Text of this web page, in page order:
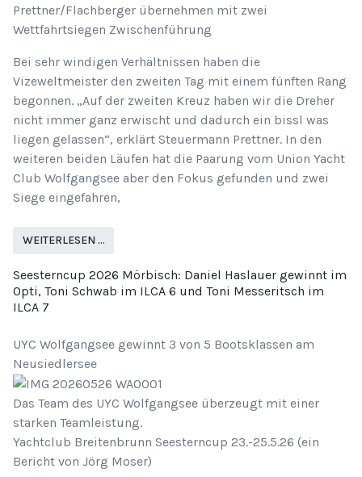
Prettner/Flachberger übernehmen mit zwei
Wettfahrtsiegen Zwischenführung
Bei sehr windigen Verhältnissen haben die
Vizeweltmeister den zweiten Tag mit einem fünften Rang
begonnen. „Auf der zweiten Kreuz haben wir die Dreher
nicht immer ganz erwischt und dadurch ein bissl was
liegen gelassen“, erklärt Steuermann Prettner. In den
weiteren beiden Läufen hat die Paarung vom Union Yacht
Club Wolfgangsee aber den Fokus gefunden und zwei
Siege eingefahren,
WEITERLESEN …
Seesterncup 2026 Mörbisch: Daniel Haslauer gewinnt im
Opti, Toni Schwab im ILCA 6 und Toni Messeritsch im
ILCA 7
UYC Wolfgangsee gewinnt 3 von 5 Bootsklassen am
Neusiedlersee
Das Team des UYC Wolfgangsee überzeugt mit einer
starken Teamleistung.
Yachtclub Breitenbrunn Seesterncup 23.-25.5.26 (ein
Bericht von Jörg Moser)